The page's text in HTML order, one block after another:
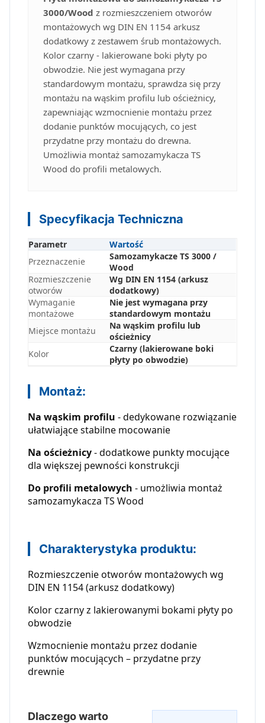
3000/Wood z rozmieszczeniem otworów
montażowych wg DIN EN 1154 arkusz
dodatkowy z zestawem śrub montażowych.
Kolor czarny - lakierowane boki płyty po
obwodzie. Nie jest wymagana przy
standardowym montażu, sprawdza się przy
montażu na wąskim profilu lub ościeżnicy,
zapewniając wzmocnienie montażu przez
dodanie punktów mocujących, co jest
przydatne przy montażu do drewna.
Umożliwia montaż samozamykacza TS
Wood do profili metalowych.
Specyfikacja Techniczna
Parametr
Wartość
Przeznaczenie
Samozamykacze TS 3000 /
Wood
Rozmieszczenie
otworów
Wg DIN EN 1154 (arkusz
dodatkowy)
Wymaganie
montażowe
Nie jest wymagana przy
standardowym montażu
Miejsce montażu
Na wąskim profilu lub
ościeżnicy
Kolor
Czarny (lakierowane boki
płyty po obwodzie)
Montaż:
Na wąskim profilu - dedykowane rozwiązanie
ułatwiające stabilne mocowanie
Na ościeżnicy- dodatkowe punkty mocujące
dla większej pewności konstrukcji
Do profili metalowych - umożliwia montaż
samozamykacza TS Wood
Charakterystyka produktu:
Rozmieszczenie otworów montażowych wg
DIN EN 1154 (arkusz dodatkowy)
Kolor czarny z lakierowanymi bokami płyty po
obwodzie
Wzmocnienie montażu przez dodanie
punktów mocujących – przydatne przy
drewnie
Dlaczego warto